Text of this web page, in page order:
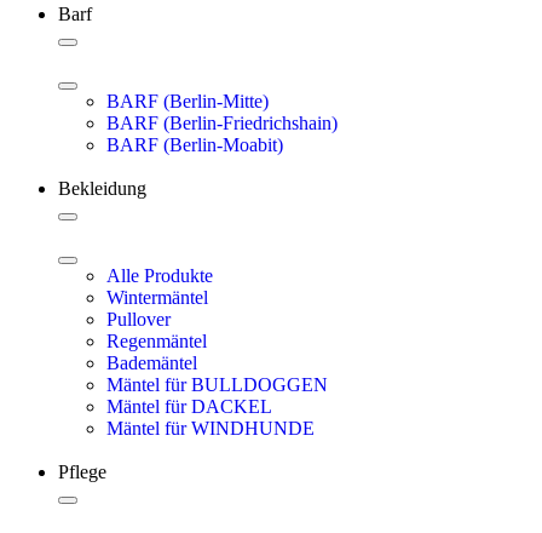
Barf
BARF (Berlin-Mitte)
BARF (Berlin-Friedrichshain)
BARF (Berlin-Moabit)
Bekleidung
Alle Produkte
Wintermäntel
Pullover
Regenmäntel
Bademäntel
Mäntel für BULLDOGGEN
Mäntel für DACKEL
Mäntel für WINDHUNDE
Pflege